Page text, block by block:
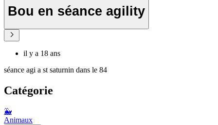
Bou en séance agility
il y a 18 ans
séance agi a st saturnin dans le 84
Catégorie
🐳
Animaux